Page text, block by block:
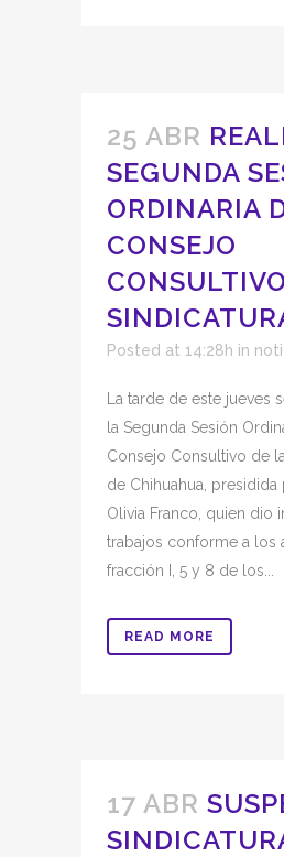
25 ABR
SEGUNDA
ORDINARIA
CONSEJO
Posted at 14:28h in
La tarde de este jueves
la Segunda Sesión
Consejo Consultivo de
de Chihuahua, presidida
Olivia Franco, quien dio
trabajos conforme a los
fracción I, 5 y 8 de los...
READ MORE
17 ABR